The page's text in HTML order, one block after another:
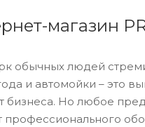
магазин
обычных людей
и автомойки – это
бизнеса. Но любое
профессионального